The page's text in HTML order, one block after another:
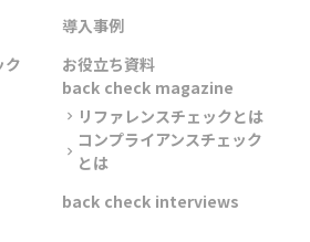
ク
導入事例
お役立ち資料
back check magazine
chevron_right リファレンスチェックとは
chevron_right
コンプライアンスチェック
とは
back check interviews